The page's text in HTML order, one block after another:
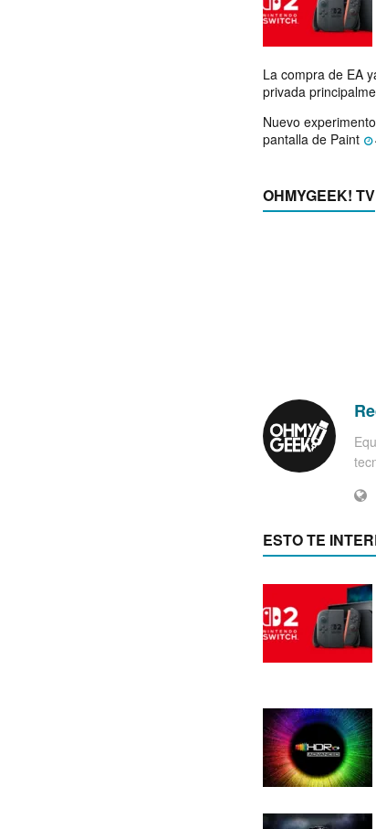
La compra de EA
privada
Nuevo
pantalla de Paint
OHMYGEEK! TV
ESTO TE